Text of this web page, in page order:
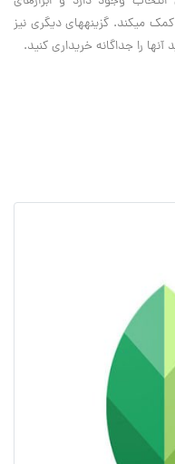
گوناگونی به شما برای دستکاری عکسهای‌تان کمک می‎کند. گزینه‎های دیگری نیز